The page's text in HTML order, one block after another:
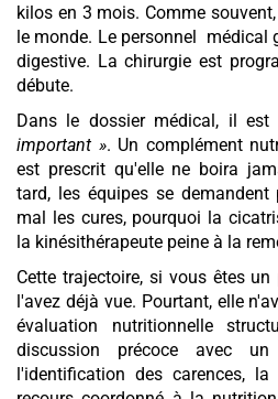
kilos en 3 mois. Comme
le monde. Le personnel médical
digestive. La chirurgie est
débute.
Dans le dossier médical, il est
important ». Un complément
est prescrit qu'elle ne boira
tard, les équipes se
mal les cures, pourquoi la
la kinésithérapeute peine à la
Cette trajectoire, si vous êtes
l'avez déjà vue. Pourtant, elle
évaluation nutritionnelle
discussion précoce avec un
l'identification des carences,